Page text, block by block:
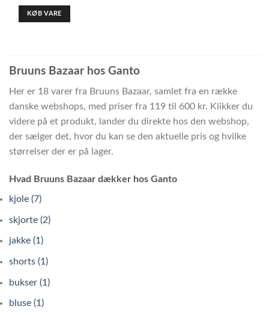
KØB VARE
Bruuns Bazaar hos Ganto
Her er 18 varer fra Bruuns Bazaar, samlet fra en række
danske webshops, med priser fra 119 til 600 kr. Klikker du
videre på et produkt, lander du direkte hos den webshop,
der sælger det, hvor du kan se den aktuelle pris og hvilke
størrelser der er på lager.
Hvad Bruuns Bazaar dækker hos Ganto
kjole (7)
skjorte (2)
jakke (1)
shorts (1)
bukser (1)
bluse (1)